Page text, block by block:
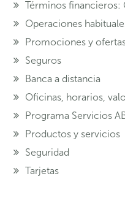
Términos financieros:
Operaciones
Promociones y
Seguros
Banca a distancia
Oficinas, horarios,
Programa Servicios
Productos y servicios
Seguridad
Tarjetas